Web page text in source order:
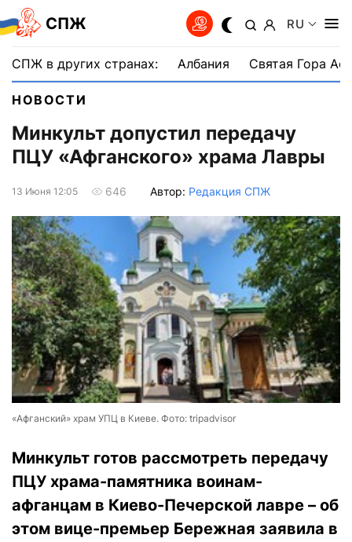
СПЖ RU
СПЖ в других странах: Албания Святая Гора
НОВОСТИ
Минкульт допустил передачу
ПЦУ «Афганского» храма Лавры
13 Июня 12:05 646 Автор: Редакция СПЖ
«Афганский» храм УПЦ в Киеве. Фото: tripadvisor
Минкульт готов рассмотреть передачу
ПЦУ храма-памятника воинам-
афганцам в Киево-Печерской лавре – об
этом вице-премьер Бережная заявила в